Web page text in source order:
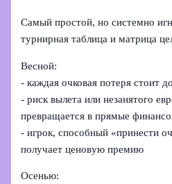
Самый простой, но системно
турнирная таблица и матрица
Весной:
- каждая очковая потеря стоит
- риск вылета или незанятого
превращается в прямые
- игрок, способный «принести
получает ценовую премию
Осенью: